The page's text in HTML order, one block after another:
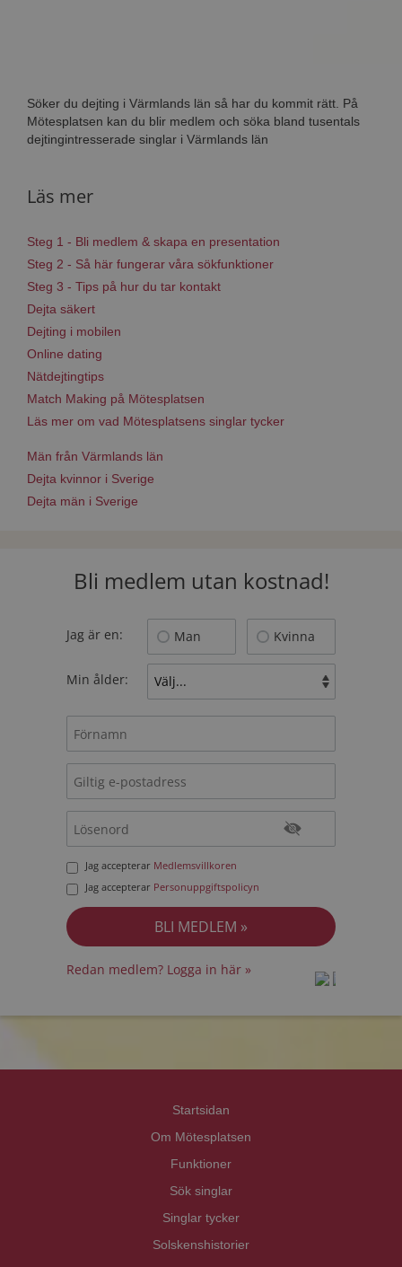
Söker du dejting i Värmlands län så har du kommit rätt. På
Mötesplatsen kan du blir medlem och söka bland tusentals
dejtingintresserade singlar i Värmlands län
Läs mer
Steg 1 - Bli medlem & skapa en presentation
Steg 2 - Så här fungerar våra sökfunktioner
Steg 3 - Tips på hur du tar kontakt
Dejta säkert
Dejting i mobilen
Online dating
Nätdejtingtips
Match Making på Mötesplatsen
Läs mer om vad Mötesplatsens singlar tycker
Män från Värmlands län
Dejta kvinnor i Sverige
Dejta män i Sverige
Bli medlem utan kostnad!
Jag är en: Man Kvinna
Min ålder:
Jag accepterar Medlemsvillkoren
Jag accepterar Personuppgiftspolicyn
Redan medlem? Logga in här »
Startsidan
Om Mötesplatsen
Funktioner
Sök singlar
Singlar tycker
Solskenshistorier